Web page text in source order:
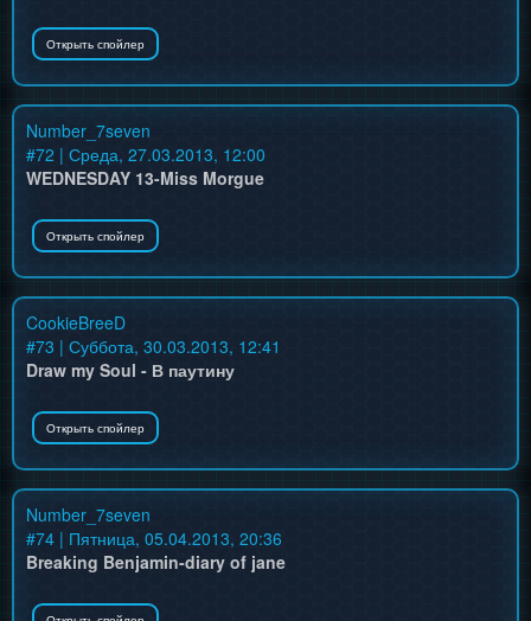
Number_7seven
#72 | Среда, 27.03.2013, 12:00
WEDNESDAY 13-Miss Morgue
CookieBreeD
#73 | Суббота, 30.03.2013, 12:41
Draw my Soul - В паутину
Number_7seven
#74 | Пятница, 05.04.2013, 20:36
Breaking Benjamin-diary of jane